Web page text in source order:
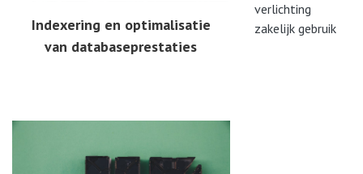
Indexering en optimalisatie
van databaseprestaties
verlichting
zakelijk gebruik